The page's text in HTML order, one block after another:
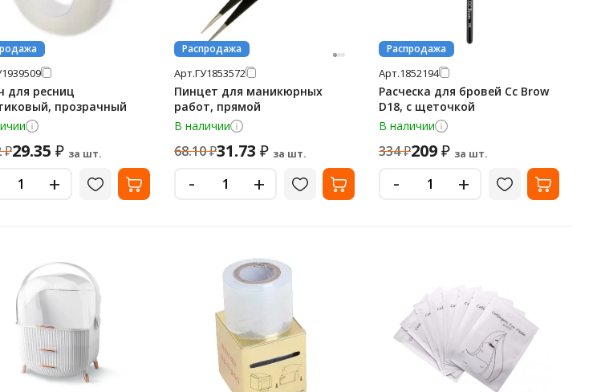
для ресниц
прозрачный
₽29.35 ₽ за шт.
+
Распродажа
Арт.ГУ1853572
Пинцет для маникюрных
работ, прямой
В наличии
68.10₽31.73 ₽ за шт.
- +
Распродажа
Арт.1852194
Расческа для бровей Cc Brow
D18, с щеточкой
В наличии
334₽209₽ за шт.
- +